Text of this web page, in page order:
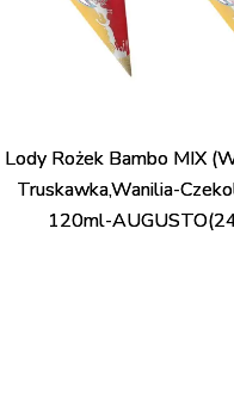
Lody Rożek Bambo MIX
Truskawka,Wanilia-
120ml-